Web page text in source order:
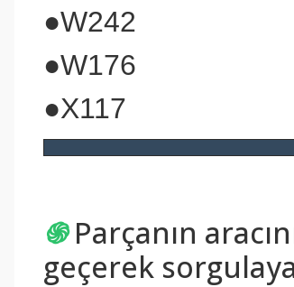
●W242
●W176
●X117
֍ Parçanın
geçerek